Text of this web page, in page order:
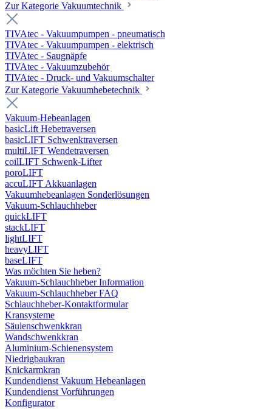
Zur Kategorie Vakuumtechnik
TIVAtec - Vakuumpumpen - pneumatisch
TIVAtec - Vakuumpumpen - elektrisch
TIVAtec - Saugnäpfe
TIVAtec - Vakuumzubehör
TIVAtec - Druck- und Vakuumschalter
Zur Kategorie Vakuumhebetechnik
Vakuum-Hebeanlagen
basicLift Hebetraversen
basicLIFT Schwenktraversen
multiLIFT Wendetraversen
coilLIFT Schwenk-Lifter
poroLIFT
accuLIFT Akkuanlagen
Vakuumhebeanlagen Sonderlösungen
Vakuum-Schlauchheber
quickLIFT
stackLIFT
lightLIFT
heavyLIFT
baseLIFT
Was möchten Sie heben?
Vakuum-Schlauchheber Information
Vakuum-Schlauchheber FAQ
Schlauchheber-Kontaktformular
Kransysteme
Säulenschwenkkran
Wandschwenkkran
Aluminium-Schienensystem
Niedrigbaukran
Knickarmkran
Kundendienst Vakuum Hebeanlagen
Kundendienst Vorführungen
Konfigurator